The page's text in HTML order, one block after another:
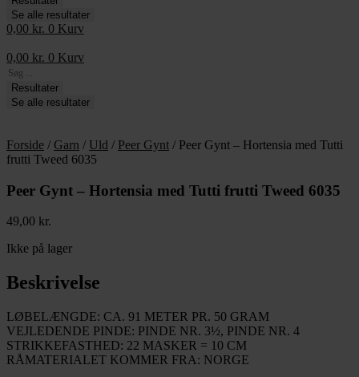
Se alle resultater
0,00 kr. 0 Kurv
0,00 kr. 0 Kurv
Search
...Resultater
Se alle resultater
Forside / Garn / Uld / Peer Gynt / Peer Gynt – Hortensia med Tutti
frutti Tweed 6035
Peer Gynt – Hortensia med Tutti frutti Tweed 6035
49,00 kr.
Ikke på lager
Beskrivelse
LØBELÆNGDE: CA. 91 METER PR. 50 GRAM
VEJLEDENDE PINDE: PINDE NR. 3½, PINDE NR. 4
STRIKKEFASTHED: 22 MASKER = 10 CM
RÅMATERIALET KOMMER FRA: NORGE